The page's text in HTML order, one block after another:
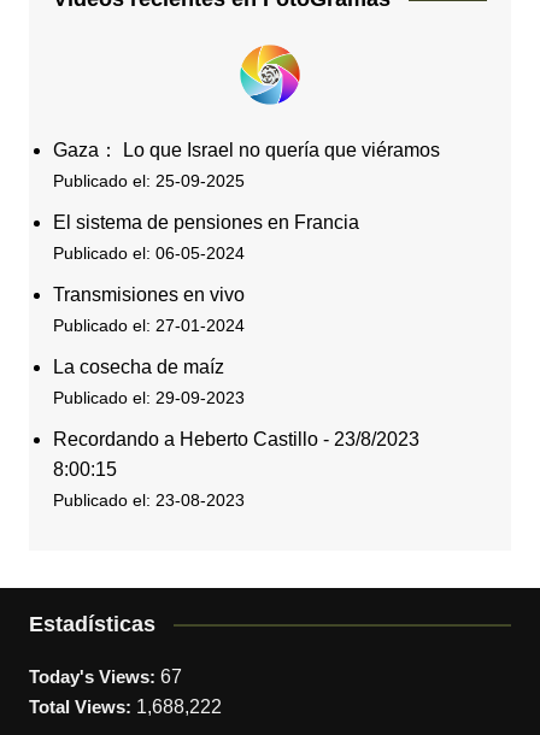
Gaza： Lo que Israel no quería que viéramos
Publicado el: 25-09-2025
El sistema de pensiones en Francia
Publicado el: 06-05-2024
Transmisiones en vivo
Publicado el: 27-01-2024
La cosecha de maíz
Publicado el: 29-09-2023
Recordando a Heberto Castillo - 23/8/2023
8:00:15
Publicado el: 23-08-2023
Estadísticas
Today's Views: 67
Total Views: 1,688,222